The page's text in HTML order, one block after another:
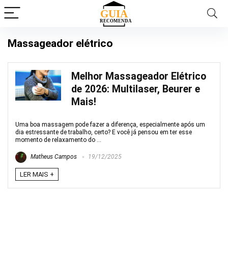
Massageador elétrico
Melhor Massageador Elétrico
de 2026: Multilaser, Beurer e
Mais!
Uma boa massagem pode fazer a diferença, especialmente após um
dia estressante de trabalho, certo? E você já pensou em ter esse
momento de relaxamento do ...
Matheus Campos 19/12/2025
LER MAIS +